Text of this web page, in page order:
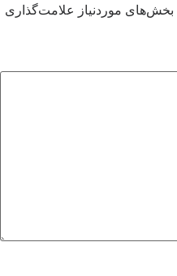
بخش‌های موردنیاز علامت‌گذاری